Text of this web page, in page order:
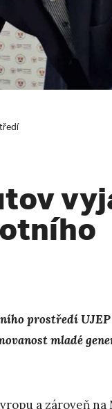
prostředí
mladé
a zároveň na